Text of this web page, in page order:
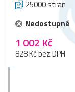
25000 stran
Nedostupné
1 002 Kč
828 Kč bez DPH